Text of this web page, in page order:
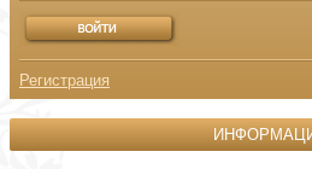
Регистрация